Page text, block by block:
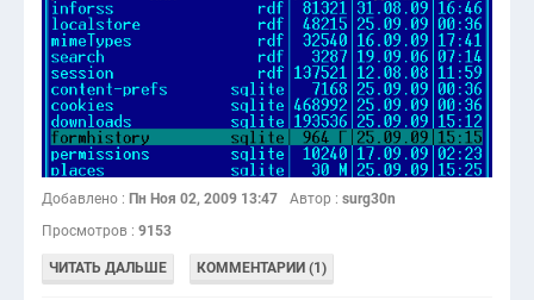
Добавлено : Пн Ноя 02, 2009 13:47 Автор : surg30n
Просмотров : 9153
ЧИТАТЬ ДАЛЬШЕ КОММЕНТАРИИ (1)